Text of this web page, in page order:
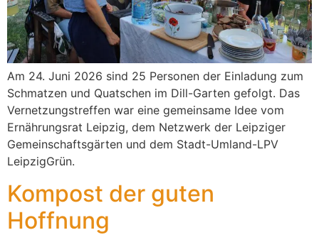
Am 24. Juni 2026 sind 25 Personen der Einladung zum
Schmatzen und Quatschen im Dill-Garten gefolgt. Das
Vernetzungstreffen war eine gemeinsame Idee vom
Ernährungsrat Leipzig, dem Netzwerk der Leipziger
Gemeinschaftsgärten und dem Stadt-Umland-LPV
LeipzigGrün.
Kompost der guten
Hoffnung